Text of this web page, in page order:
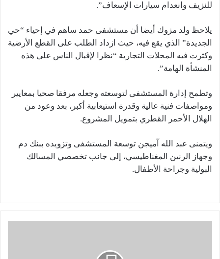
للنزيف وانعدام سيارات الإسعاف”.
يلاحظ ولد مزوك أيضا أن مستشفى حمد ساهم في إحياء “حي
الجديدة” الذي يقع فيه، حيث ازداد الطلب على القطع الأرضية
وكثرت فيه المحلات التجارية “نظرا لإقبال الناس على هذه
المنشأة الهامة”.
وتطمح إدارة المستشفى لتوسعته وجعله مرفقا صحيا بمعايير
ومواصفات فنية عالية وقدرة استيعابية أكبر، بعد وعود من
الهلال الأحمر القطري بتمويل المشروع.
ويتمنى عبد الله آميجن توسعة المستشفى وتزويده ببنك دم
وجهاز الرنين المغناطيسي، إلى جانب تخصصي المسالك
البولية وجراحة الأطفال.